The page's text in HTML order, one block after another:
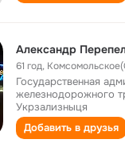
Александр
61 год,
Государственная
железнодорожного
Укрзализныця
Добавить в друзья